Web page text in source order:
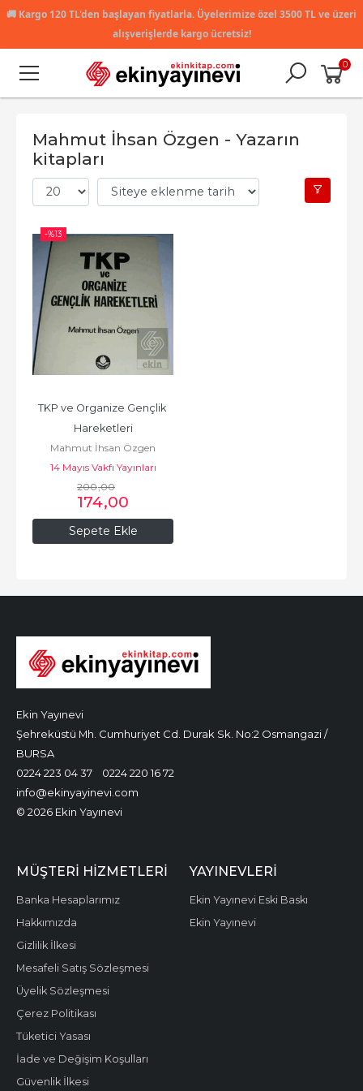
🚚 Kargo 120 TL'den başlayan fiyatlarla. Üyelerimize özel 3500 TL ve üzeri
alışverişlerde kargo ücretsiz!
0
Mahmut İhsan Özgen - Yazarın
kitapları
-%13
Sepete Ekle
TKP ve Organize Gençlik
Hareketleri
Mahmut İhsan Özgen
14 Mayıs Vakfı Yayınları
200,00
174,00
Ekin Yayınevi
Şehreküstü Mh. Cumhuriyet Cd. Durak Sk. No:2 Osmangazi /
BURSA
0224 223 04 37
0224 220 16 72
info@ekinyayinevi.com
© 2026 Ekin Yayınevi
MÜŞTERI HIZMETLERI
Banka Hesaplarımız
Hakkımızda
Gizlilik İlkesi
Mesafeli Satış Sözleşmesi
Üyelik Sözleşmesi
Çerez Politikası
Tüketici Yasası
İade ve Değişim Koşulları
Güvenlik İlkesi
YAYINEVLERI
Ekin Yayınevi Eski Baskı
Ekin Yayınevi